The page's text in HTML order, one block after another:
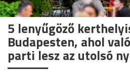
5 lenyűgöző
Budapesten, ahol
parti lesz az utolsó